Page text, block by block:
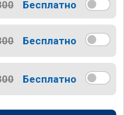
Бесплатно
Бесплатно
Бесплатно